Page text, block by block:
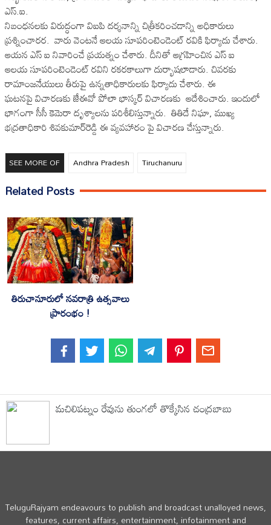
ఎస్‌.ఐ.
నిబంధనలకు విరుద్ధంగా విఐపి దర్శనాన్ని చిత్రీకరించడాన్ని అధికారులు
ప్రశ్నించారర. వారు వెంటనే ఆలయ సూపరింటెండెంట్‌ రవికి ఫిర్యాదు చేశారు.
ఆయన ఎస్ ఐ నివారించే ప్రయత్నం చేశారు. దీనితో ఆగ్రహించిన ఎస్ ఐ
ఆలయ సూపరింటెండెంట్‌ రవిని రకరకాలుగా దుర్భాషలాడారు. చివరకు
రామాంజనేయులు తీరుపై ఉన్నతాధికారులకు ఫిర్యాదు చేశారు. ఈ
ఘటనపై విచారణకు జేఈవో పోలా భాస్కర్‌ విచారణకు ఆదేశించారు. ఇందులో
భాగంగా సీసీ కెమెరా దృశ్యాలను పరిశీలిస్తున్నారు. తితిదే నిఘా, ముఖ్య
భద్రతాధికారి శివకుమార్‌రెడ్డి ఈ వ్యవహారం పై విచారణ చేస్తున్నారు.
SEE MORE OF Andhra Pradesh Tiruchanuru
Related Posts
తిరుచానూరులో నవరాత్రి ఉత్సవాలు
ప్రారంభం !
మచిలిపట్నం రేవును తుంగలో తొక్కేసిన చంద్రబాబు
TeluguRajyam endeavours to publish and broadcast unalloyed news,
features, current affairs, entertainment, infotainment and